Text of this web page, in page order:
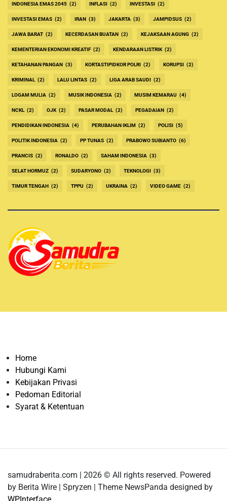
INDONESIA EMAS 2045 (2) INFLASI (2) INVESTASI (2)
INVESTASI EMAS (2) IRAN (3) JAKARTA (3) JAMPIDSUS (2)
JAWA BARAT (2) KECERDASAN BUATAN (2) KEJAKSAAN AGUNG (2)
KEMENTERIAN EKONOMI KREATIF (2) KENDARAAN LISTRIK (2)
KETAHANAN PANGAN (3) KORTASTIPIDKOR POLRI (2) KORUPSI (2)
KRIMINAL (2) LALU LINTAS (2) LIGA ARAB SAUDI (2)
LOGAM MULIA (2) MUSIK INDONESIA (2) MUSIM KEMARAU (4)
NCKL (2) OJK (2) PASAR MODAL (2) PEGADAIAN (2)
PENDIDIKAN INDONESIA (4) PERUBAHAN IKLIM (2) POLISI (5)
POLITIK INDONESIA (2) PP TUNAS (2) PRABOWO SUBIANTO (6)
PRANCIS (2) RONALDO (2) SAHAM INDONESIA (3)
SELAT HORMUZ (2) SUDARYONO (2) TEKNOLOGI (3)
TIMUR TENGAH (2) TPPU (2) UKRAINA (2) VIDEO GAME (2)
Home
Hubungi Kami
Kebijakan Privasi
Pedoman Editorial
Syarat & Ketentuan
samudraberita.com | 2026 © All rights reserved. Powered
by Berita Wire | Spryzen | Theme NewsPanda designed by